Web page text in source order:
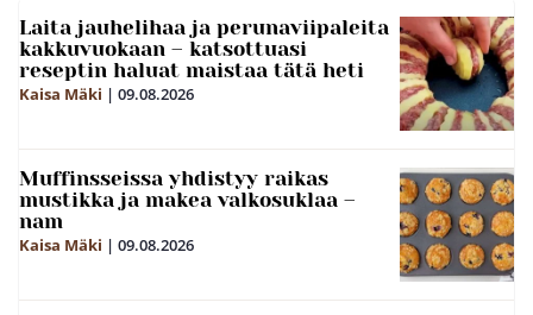
Laita jauhelihaa ja perunaviipaleita
kakkuvuokaan – katsottuasi
reseptin haluat maistaa tätä heti
Kaisa Mäki | 09.08.2026
Muffinsseissa yhdistyy raikas
mustikka ja makea valkosuklaa –
nam
Kaisa Mäki | 09.08.2026